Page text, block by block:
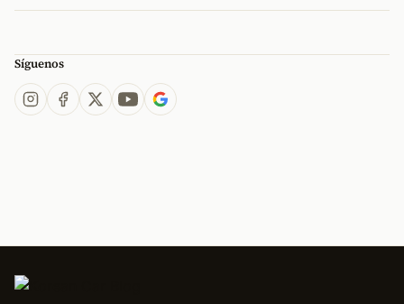
Síguenos